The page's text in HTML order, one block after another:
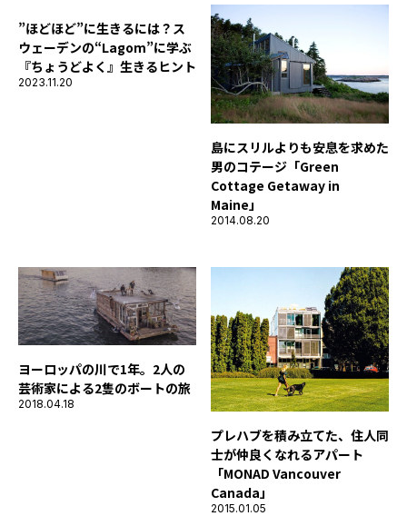
”ほどほど”に生きるには？ス
ウェーデンの“Lagom”に学ぶ
『ちょうどよく』生きるヒント
2023.11.20
島にスリルよりも安息を求めた
男のコテージ「Green
Cottage Getaway in
Maine」
2014.08.20
ヨーロッパの川で1年。2人の
芸術家による2隻のボートの旅
2018.04.18
プレハブを積み立てた、住人同
士が仲良くなれるアパート
「MONAD Vancouver
Canada」
2015.01.05